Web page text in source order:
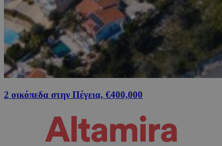
2 οικόπεδα στην Πέγεια, €400,000